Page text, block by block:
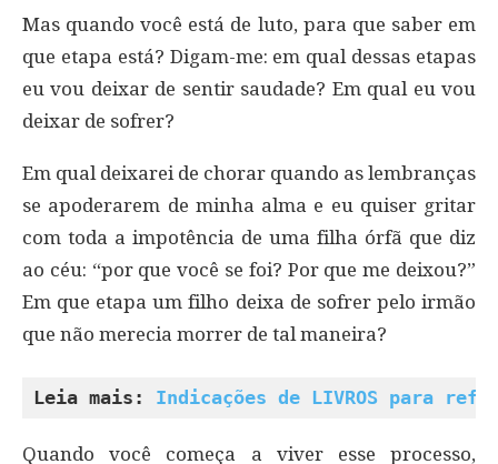
Mas quando você está de luto, para que saber em
que etapa está? Digam-me: em qual dessas etapas
eu vou deixar de sentir saudade? Em qual eu vou
deixar de sofrer?
Em qual deixarei de chorar quando as lembranças
se apoderarem de minha alma e eu quiser gritar
com toda a impotência de uma filha órfã que diz
ao céu: “por que você se foi? Por que me deixou?”
Em que etapa um filho deixa de sofrer pelo irmão
que não merecia morrer de tal maneira?
Leia mais: Indicações de LIVROS para
Quando você começa a viver esse processo,